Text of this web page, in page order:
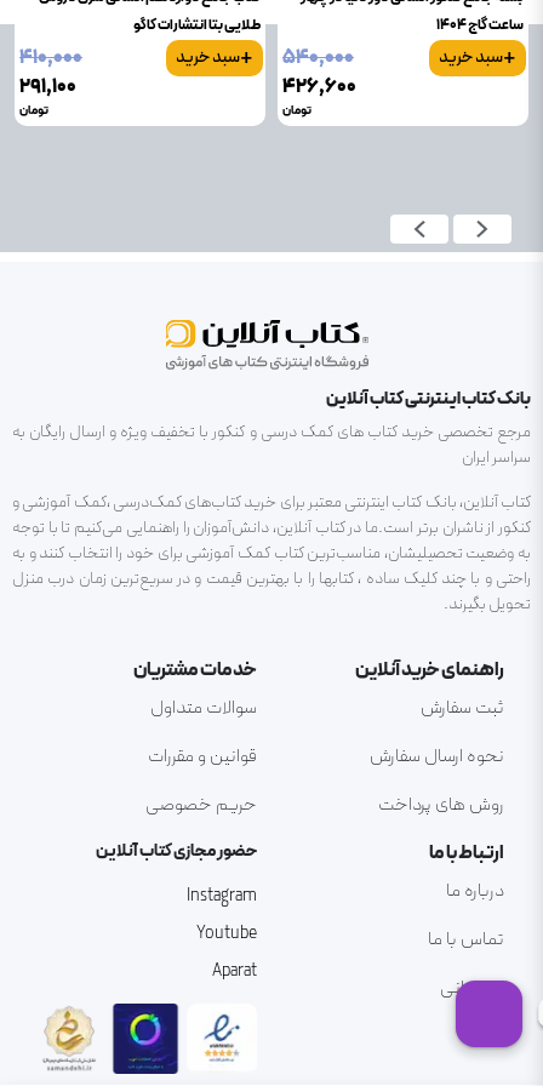
ساعت گاج 1404
+سبد خرید
۵۴۰٬۰۰۰
۴۲۶٬۶۰۰
تومان
طلایی بتا انتشارات کاگو
+سبد خرید
۴۱۰٬۰۰۰
۲۹۱٬۱۰۰
تومان
بانک کتاب اینترنتی کتاب آنلاین
مرجع تخصصی خرید کتاب های کمک درسی و کنکور با تخفیف ویژه و ارسال رایگان به
سراسر ایران
کتاب آنلاین، بانک کتاب اینترنتی معتبر برای خرید کتاب‌های کمک‌درسی ،کمک آموزشی و
کنکور از ناشران برتر است.ما در کتاب آنلاین، دانش‌آموزان را راهنمایی می‌کنیم تا با توجه
به وضعیت تحصیلیشان، مناسب‌ترین کتاب کمک آموزشی برای خود را انتخاب کنند و به
راحتی و با چند کلیک ساده ، کتابها را با بهترین قیمت و در سریع‌ترین زمان درب منزل
تحویل بگیرند.
راهنمای خرید آنلاین
ثبت سفارش
نحوه ارسال سفارش
روش های پرداخت
خدمات مشتریان
سوالات متداول
قوانین و مقررات
حریم خصوصی
ارتباط با ما
درباره ما
تماس با ما
پشتیبانی
حضور مجازی کتاب آنلاین
Instagram
Youtube
Aparat